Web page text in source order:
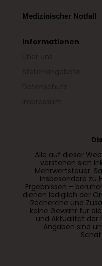
Medizinischer Notfall
Informationen
Alle auf dieser
verstehen sich
Mehrwertsteuer.
insbesondere zu
Ergebnissen –
dienen lediglich der
Recherche und
keine Gewähr für
und Aktualität der
Angaben sind